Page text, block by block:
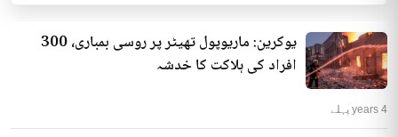
یوکرین: ماریوپول تھیٹر پر روسی بمباری، 300
افراد کی ہلاکت کا خدشہ
4 years پہلے